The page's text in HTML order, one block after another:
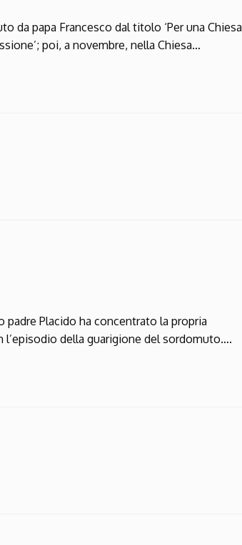
da papa Francesco dal titolo ‘Per una Chiesa
poi, a novembre, nella Chiesa…
Placido ha concentrato la propria
l’episodio della guarigione del sordomuto….